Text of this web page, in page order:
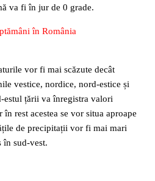
va fi în jur de 0 grade.
în România
vor fi mai scăzute decât
vestice, nordice, nord-estice și
estul țării va înregistra valori
rest acestea se vor situa aproape
de precipitații vor fi mai mari
în sud-vest.